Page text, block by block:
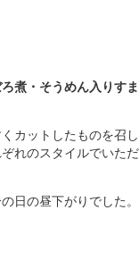
煮・そうめん入りすま
カットしたものを召し
れのスタイルでいただ
日の昼下がりでした。